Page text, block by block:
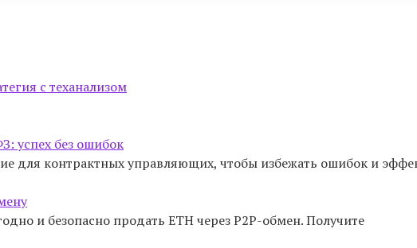
с теханализом
успех без ошибок
для контрактных управляющих, чтобы избежать ошибок и
и безопасно продать ETH через P2P-обмен. Получите